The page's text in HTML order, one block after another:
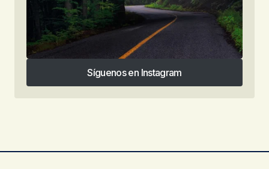
Síguenos en Instagram
Síguenos en Instagram